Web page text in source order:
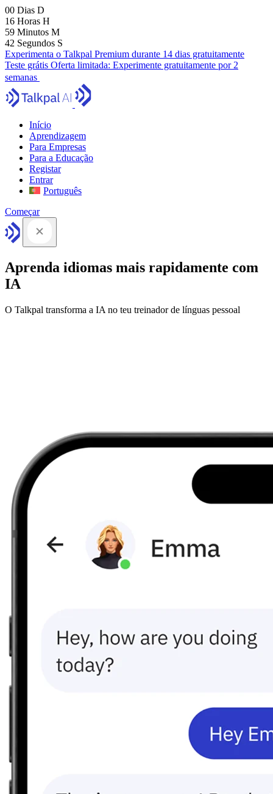
00 Dias D
16 Horas H
59 Minutos M
41 Segundos S
Experimenta o Talkpal Premium durante 14 dias gratuitamente
Teste grátis Oferta limitada: Experimente gratuitamente por 2
semanas
Início
Aprendizagem
Para Empresas
Para a Educação
Registar
Entrar
Português
Começar
Aprenda idiomas mais rapidamente com
IA
O Talkpal transforma a IA no teu treinador de línguas pessoal